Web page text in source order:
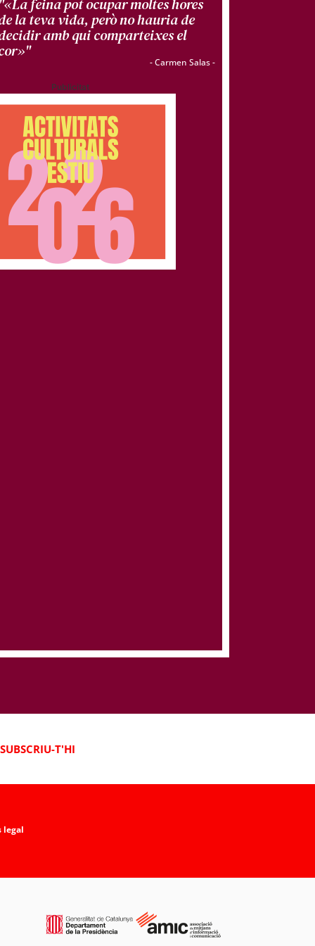
la teva vida, però no hauria de
amb qui comparteixes el
- Carmen Salas -
Publicitat
SUBSCRIU-T'HI
legal